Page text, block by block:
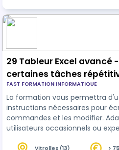
29 Tableur Excel
certaines tâches
FAST FORMATION INFORMATIQUE
La formation vous permettra d'utiliser les
instructions nécessaires pour
commandes et les modifier.
utilisateurs occasionnels ou
Vitrolles (13) >